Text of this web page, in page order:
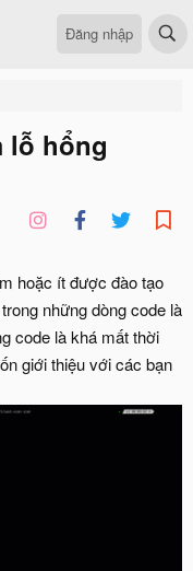
Đăng nhập
lỗ hổng
hoặc ít được đào tạo
những dòng code là
code là khá mất thời
giới thiệu với các bạn